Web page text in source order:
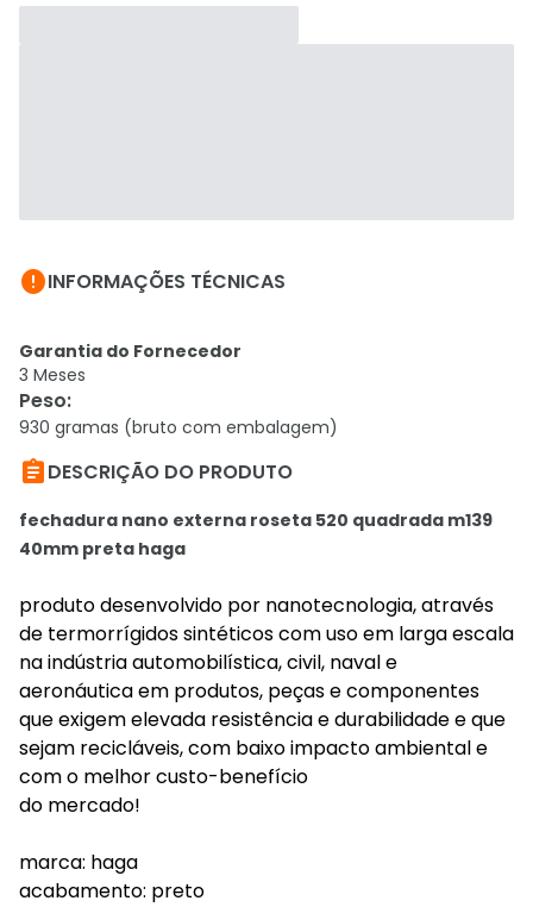
INFORMAÇÕES TÉCNICAS
Garantia do Fornecedor
3 Meses
Peso:
930 gramas (bruto com embalagem)
DESCRIÇÃO DO PRODUTO
fechadura nano externa roseta 520 quadrada m139
40mm preta haga
produto desenvolvido por nanotecnologia, através
de termorrígidos sintéticos com uso em larga escala
na indústria automobilística, civil, naval e
aeronáutica em produtos, peças e componentes
que exigem elevada resistência e durabilidade e que
sejam recicláveis, com baixo impacto ambiental e
com o melhor custo-benefício
do mercado!
marca: haga
acabamento: preto